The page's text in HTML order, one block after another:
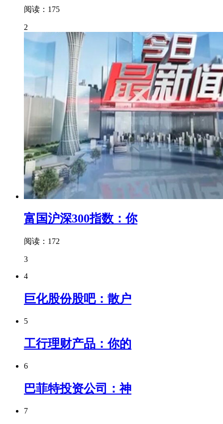
阅读：175
2
富国沪深300指数：你
阅读：172
3
4
巨化股份股吧：散户
5
工行理财产品：你的
6
巴菲特投资公司：神
7